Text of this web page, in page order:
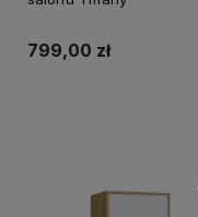
799,00 zł